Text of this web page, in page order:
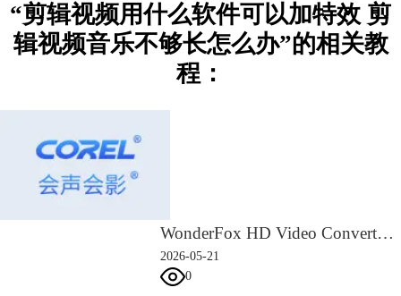
图3：一个简单的场景过渡
“剪辑视频用什么软件可以加特效 剪
辑视频音乐不够长怎么办”的相关教
程：
WonderFox HD Video Converter Factory Pro 激活教程
2026-05-21
0